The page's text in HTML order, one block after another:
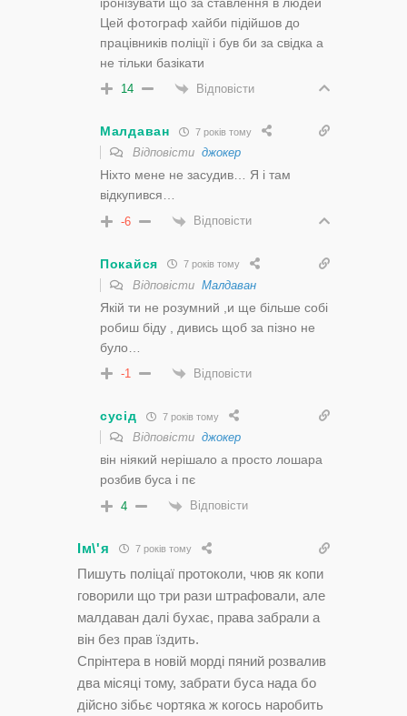
Цей фотограф хайби підійшов до
працівників поліції і був би за свідка а
не тільки базікати
14 Відповісти
Малдаван 7 років тому
Відповісти джокер
Ніхто мене не засудив… Я і там
відкупився…
-6 Відповісти
Покайся 7 років тому
Відповісти Малдаван
Якій ти не розумний ,и ще більше собі
робиш біду , дивись щоб за пізно не
було…
-1 Відповісти
сусід 7 років тому
Відповісти джокер
він ніякий нерішало а просто лошара
розбив буса і пє
4 Відповісти
Ім\'я 7 років тому
Пишуть поліцаї протоколи, чюв як копи
говорили що три рази штрафовали, але
малдаван далі бухає, права забрали а
він без прав їздить.
Спрінтера в новій морді пяний розвалив
два місяці тому, забрати буса нада бо
дійсно зібьє чортяка ж когось наробить